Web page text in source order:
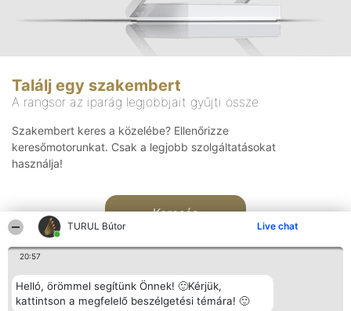
TURUL Bútor Live chat
20:57
Helló, örömmel segítünk Önnek! 🙂Kérjük,
kattintson a megfelelő beszélgetési témára! 🙂
Találj egy szakembert
A rangsor az iparág legjobbjait gyűjti össze
Szakembert keres a közelébe? Ellenőrizze
keresőmotorunkat. Csak a legjobb szolgáltatásokat
használja!
Keresés